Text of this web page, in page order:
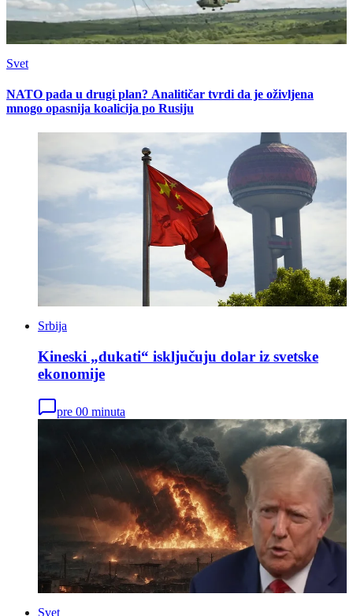
Svet
NATO pada u drugi plan? Analitičar tvrdi da je oživljena
mnogo opasnija koalicija po Rusiju
Srbija
Kineski „dukati“ isključuju dolar iz svetske
ekonomije
pre 00 minuta
Svet